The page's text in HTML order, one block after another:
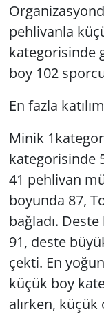
pehlivanla
kategorisinde
boy 102
En fazla
Minik
kategorisinde
41 pehlivan
boyunda 87,
bağladı.
91, deste
çekti. En
küçük boy
alırken,